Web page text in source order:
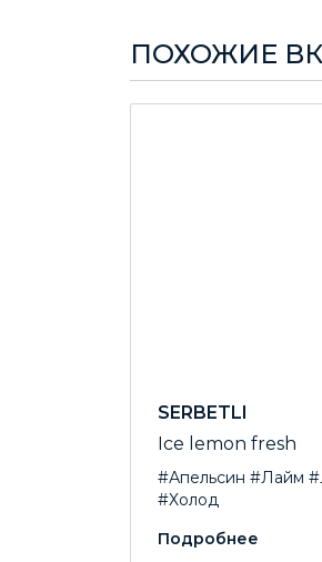
ПОХОЖИЕ
SERBETLI
Ice lemon fresh
#Апельсин #Лайм
#Холод